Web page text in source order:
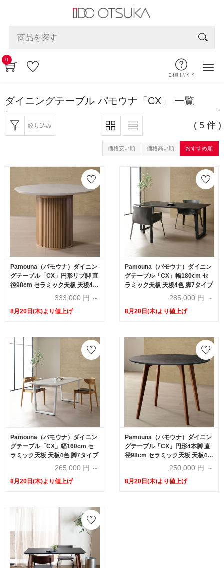
0
ご利用ガイド
ダイニングテーブル パモウナ「CX」 一覧
絞り込み ( 5 件 )
価格安い順 価格高い順 おすすめ順
Pamouna（パモウナ）ダイニン
グテーブル「CX」円形リブ脚 直
径98cm セラミック天板 天板4色
333,000 円 ～
8月20日(木)より値上げ
Pamouna（パモウナ）ダイニン
グテーブル「CX」幅180cm セ
ラミック天板 天板4色 脚7タイプ
285,000 円 ～
8月20日(木)より値上げ
Pamouna（パモウナ）ダイニン
グテーブル「CX」幅160cm セ
ラミック天板 天板4色 脚7タイプ
265,000 円 ～
8月20日(木)より値上げ
Pamouna（パモウナ）ダイニン
グテーブル「CX」円形4本脚 直
径98cm セラミック天板 天板4色
250,000 円 ～
8月20日(木)より値上げ